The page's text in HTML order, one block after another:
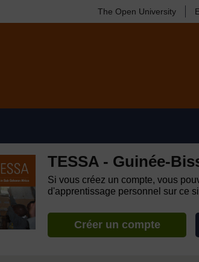
The Open University
TESSA - Guinée-
Si vous créez un compte, vous
d'apprentissage personnel sur ce
Créer un compte